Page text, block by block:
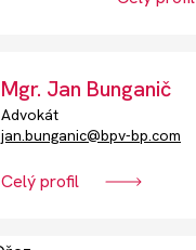
Mgr. Jan Bunganič
Advokát
jan.bunganic@bpv-bp.com
Celý profil